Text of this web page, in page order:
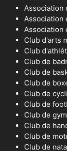
Association
Association
Association
Club d'arts
Club
Club de
Club de
Club de
Club de
Club de
Club de
Club de
Club de
Club de